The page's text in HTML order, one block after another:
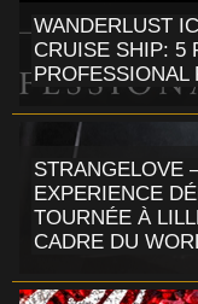
WANDERLUST
CRUISE SHIP: 5
PROFESSIONAL
STRANGELOVE
EXPERIENCE
TOURNÉE À
CADRE DU